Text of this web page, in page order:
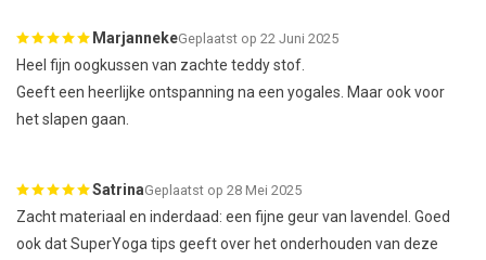
MarjannekeGeplaatst op 22 Juni 2025
Heel fijn oogkussen van zachte teddy stof.
Geeft een heerlijke ontspanning na een yogales. Maar ook voor
het slapen gaan.
SatrinaGeplaatst op 28 Mei 2025
Zacht materiaal en inderdaad: een fijne geur van lavendel. Goed
ook dat SuperYoga tips geeft over het onderhouden van deze